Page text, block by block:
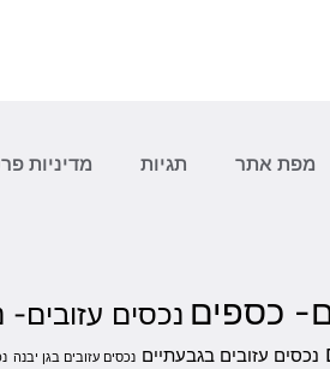
מפת אתר תגיות מדיניות
כספים נכסים עזובים-
נכסים עזובים בגבעתיים נכסים עזובים בגן יבנה